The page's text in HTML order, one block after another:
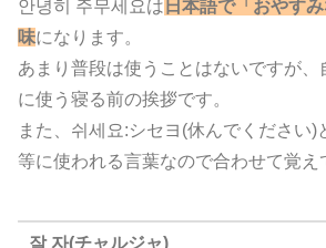
안녕히 주무세요は 日本語で「おやす
味になります。
あまり普段は使うことはないですが
に使う寝る前の挨拶です。
また、쉬세요:シセヨ(休んでください)
等に使われる言葉なので合わせて覚え
잘 자(チャルジャ)